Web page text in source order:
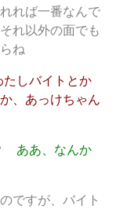
れば一番なんで
れ以外の面でも
ね
しバイトとか
、あっけちゃん
ああ、なんか
ですが、バイト